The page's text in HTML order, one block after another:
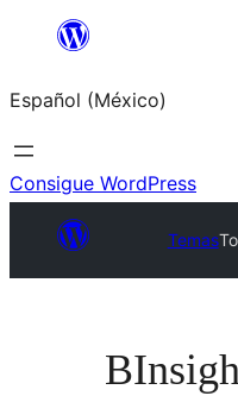
Saltar
contenido
Español (México)
Consigue WordPress
Temas